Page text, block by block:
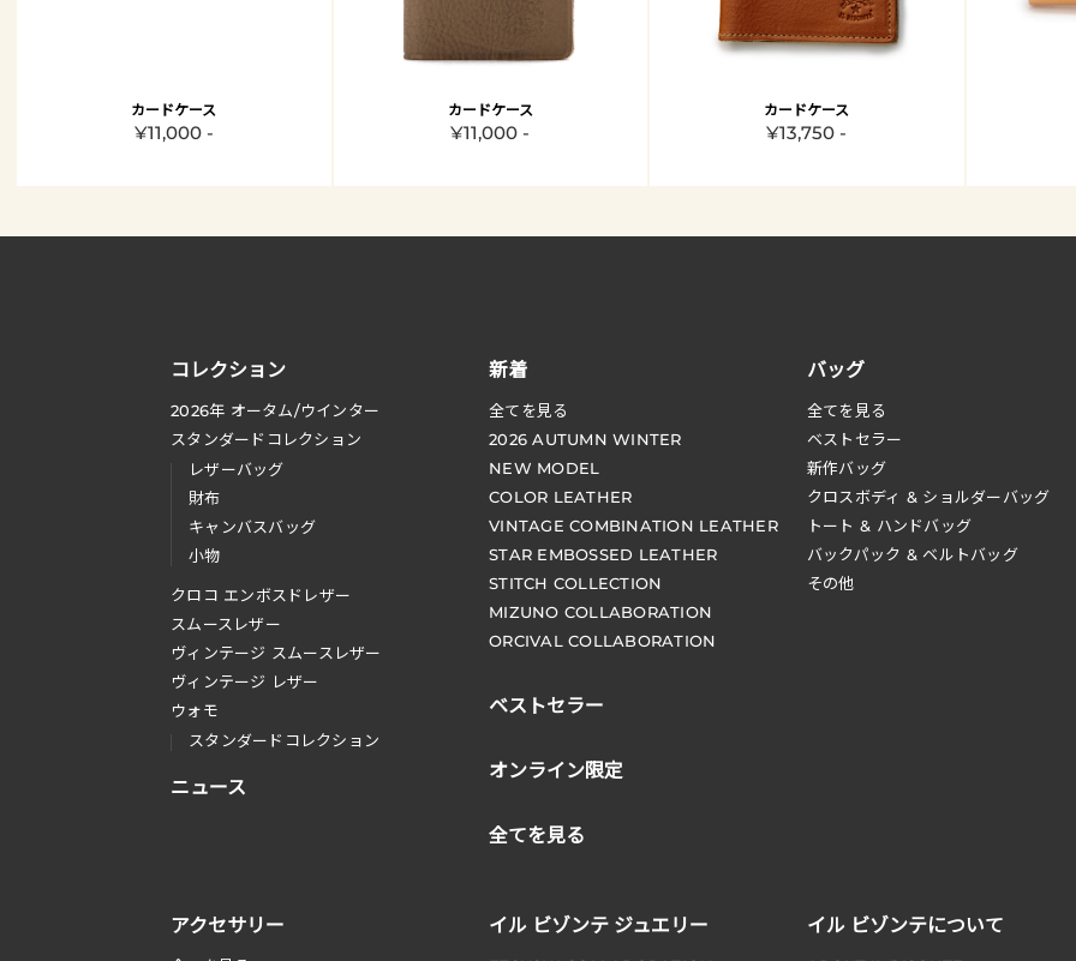
カードケース
¥11,000 -
カードケース
¥11,000 -
カードケース
¥13,750 -
コレクション
2026年 オータム/ウインター
スタンダードコレクション
レザーバッグ
財布
キャンバスバッグ
小物
クロコ エンボスドレザー
スムースレザー
ヴィンテージ スムースレザー
ヴィンテージ レザー
ウォモ
スタンダードコレクション
ニュース
新着
全てを見る
2026 AUTUMN WINTER
NEW MODEL
COLOR LEATHER
VINTAGE COMBINATION LEATHER
STAR EMBOSSED LEATHER
STITCH COLLECTION
MIZUNO COLLABORATION
ORCIVAL COLLABORATION
ベストセラー
オンライン限定
全てを見る
バッグ
全てを見る
ベストセラー
新作バッグ
クロスボディ & ショルダーバッグ
トート & ハンドバッグ
バックパック & ベルトバッグ
その他
アクセサリー イル ビゾンテ ジュエリー イル ビゾンテについて